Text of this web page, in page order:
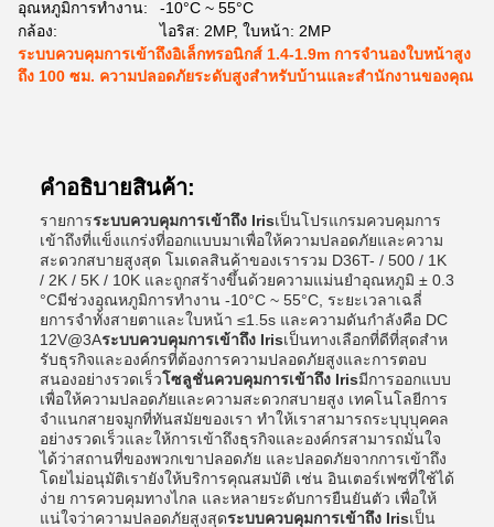
อุณหภูมิการทำงาน:
-10°C ~ 55°C
กล้อง:
ไอริส: 2MP, ใบหน้า: 2MP
ระบบควบคุมการเข้าถึงอิเล็กทรอนิกส์ 1.4-1.9m การจํานองใบหน้าสูง
ถึง 100 ซม. ความปลอดภัยระดับสูงสําหรับบ้านและสํานักงานของคุณ
คําอธิบายสินค้า:
รายการระบบควบคุมการเข้าถึง Irisเป็นโปรแกรมควบคุมการ
เข้าถึงที่แข็งแกร่งที่ออกแบบมาเพื่อให้ความปลอดภัยและความ
สะดวกสบายสูงสุด โมเดลสินค้าของเรารวม D36T- / 500 / 1K
/ 2K / 5K / 10K และถูกสร้างขึ้นด้วยความแม่นยําอุณหภูมิ ± 0.3
°Cมีช่วงอุณหภูมิการทํางาน -10°C ~ 55°C, ระยะเวลาเฉลี่
ยการจําทั้งสายตาและใบหน้า ≤1.5s และความดันกําลังคือ DC
12V@3Aระบบควบคุมการเข้าถึง Irisเป็นทางเลือกที่ดีที่สุดสําห
รับธุรกิจและองค์กรที่ต้องการความปลอดภัยสูงและการตอบ
สนองอย่างรวดเร็วโซลูชั่นควบคุมการเข้าถึง Irisมีการออกแบบ
เพื่อให้ความปลอดภัยและความสะดวกสบายสูง เทคโนโลยีการ
จําแนกสายจมูกที่ทันสมัยของเรา ทําให้เราสามารถระบุบุบุคคล
อย่างรวดเร็วและให้การเข้าถึงธุรกิจและองค์กรสามารถมั่นใจ
ได้ว่าสถานที่ของพวกเขาปลอดภัย และปลอดภัยจากการเข้าถึง
โดยไม่อนุมัติเรายังให้บริการคุณสมบัติ เช่น อินเตอร์เฟซที่ใช้ได้
ง่าย การควบคุมทางไกล และหลายระดับการยืนยันตัว เพื่อให้
แน่ใจว่าความปลอดภัยสูงสุดระบบควบคุมการเข้าถึง Irisเป็น